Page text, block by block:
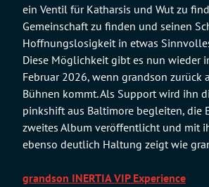
ein Ventil für Katharsis und Wut zu
Gemeinschaft zu finden und seinen
Hoffnungslosigkeit in etwas
Diese Möglichkeit gibt es nun wieder
Februar 2026, wenn grandson zurück
Bühnen kommt. Als Support wird ihn
pinkshift aus Baltimore begleiten, die
zweites Album veröffentlicht und mit
ebenso deutlich Haltung zeigt wie
grandson INERTIA VIP Experience